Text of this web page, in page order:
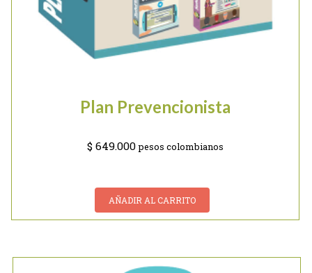
Plan Prevencionista
$ 649.000 pesos colombianos
AÑADIR AL CARRITO